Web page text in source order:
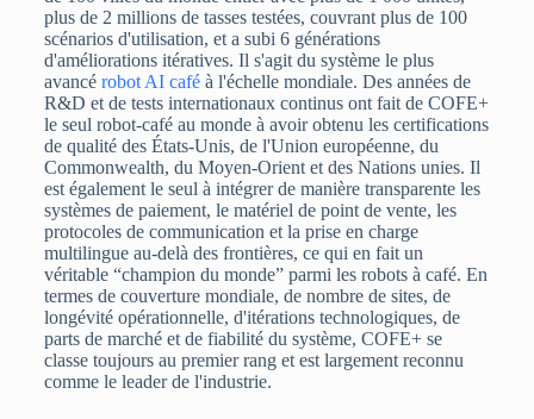
plus de 2 millions de tasses testées, couvrant plus de 100
scénarios d'utilisation, et a subi 6 générations
d'améliorations itératives. Il s'agit du système le plus
avancé robot AI caféà l'échelle mondiale. Des années de
R&D et de tests internationaux continus ont fait de COFE+
le seul robot-café au monde à avoir obtenu les certifications
de qualité des États-Unis, de l'Union européenne, du
Commonwealth, du Moyen-Orient et des Nations unies. Il
est également le seul à intégrer de manière transparente les
systèmes de paiement, le matériel de point de vente, les
protocoles de communication et la prise en charge
multilingue au-delà des frontières, ce qui en fait un
véritable “champion du monde” parmi les robots à café. En
termes de couverture mondiale, de nombre de sites, de
longévité opérationnelle, d'itérations technologiques, de
parts de marché et de fiabilité du système, COFE+ se
classe toujours au premier rang et est largement reconnu
comme le leader de l'industrie.